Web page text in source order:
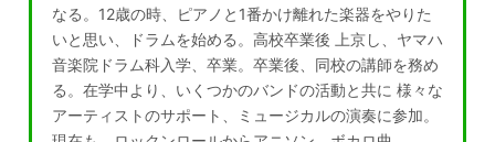
なる。12歳の時、ピアノと1番かけ離れた楽器をやりた
いと思い、ドラムを始める。高校卒業後 上京し、ヤマハ
音楽院ドラム科入学、卒業。卒業後、同校の講師を務め
る。在学中より、いくつかのバンドの活動と共に 様々な
アーティストのサポート、ミュージカルの演奏に参加。